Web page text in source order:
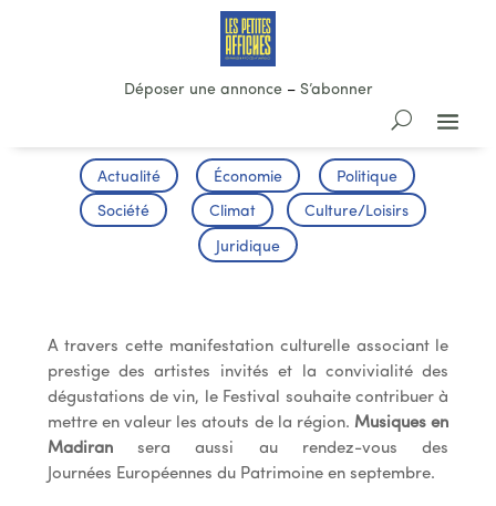
Déposer une annonce– S’abonner
Actualité Économie Politique
Société Climat Culture/Loisirs
Juridique
A travers cette manifestation culturelle associant le
prestige des artistes invités et la convivialité des
dégustations de vin, le Festival souhaite contribuer à
mettre en valeur les atouts de la région. Musiques en
Madiransera aussi au rendez-vous des
Journées Européennes du Patrimoine en septembre.